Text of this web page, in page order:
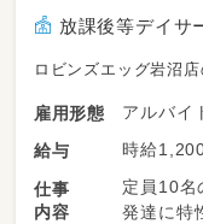
放課後等デイサ
ロビンズエッグ岩沼
雇用形態
アルバイ
給与
時給
仕事
内容
定員10名
発達に特